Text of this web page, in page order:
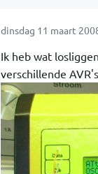
dinsdag 11 maart
Ik heb wat
verschillende